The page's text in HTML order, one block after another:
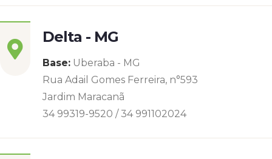
Delta - MG
Base: Uberaba - MG
Rua Adail Gomes Ferreira, n°593
Jardim Maracanã
34 99319-9520 / 34 991102024